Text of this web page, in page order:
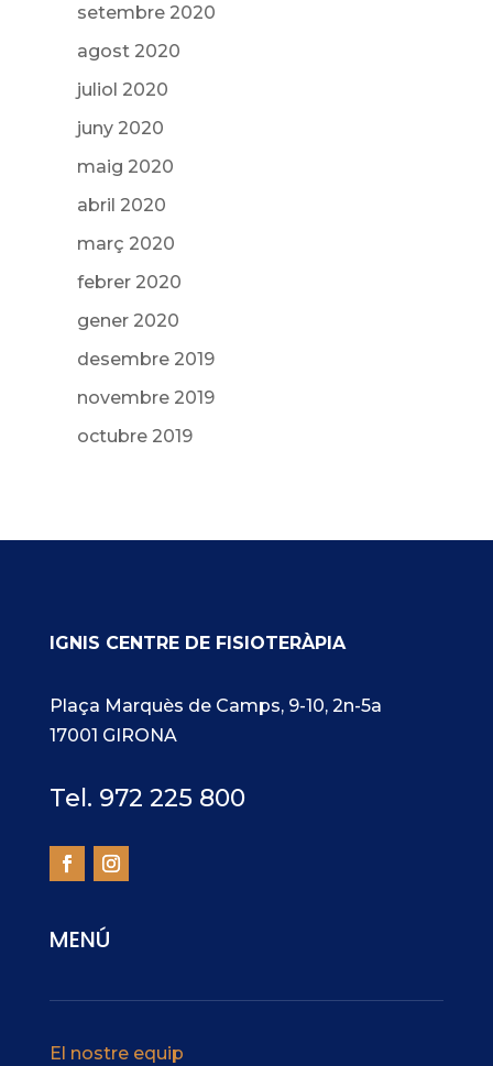
setembre 2020
agost 2020
juliol 2020
juny 2020
maig 2020
abril 2020
març 2020
febrer 2020
gener 2020
desembre 2019
novembre 2019
octubre 2019
IGNIS CENTRE DE FISIOTERÀPIA
Plaça Marquès de Camps, 9-10, 2n-5a
17001 GIRONA
Tel. 972 225 800
MENÚ
El nostre equip